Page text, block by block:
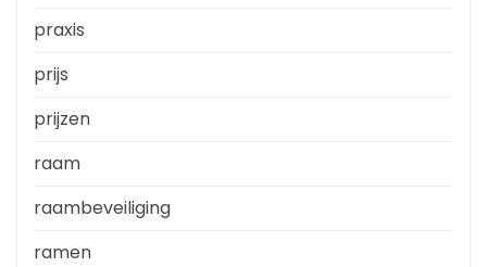
praxis
prijs
prijzen
raam
raambeveiliging
ramen